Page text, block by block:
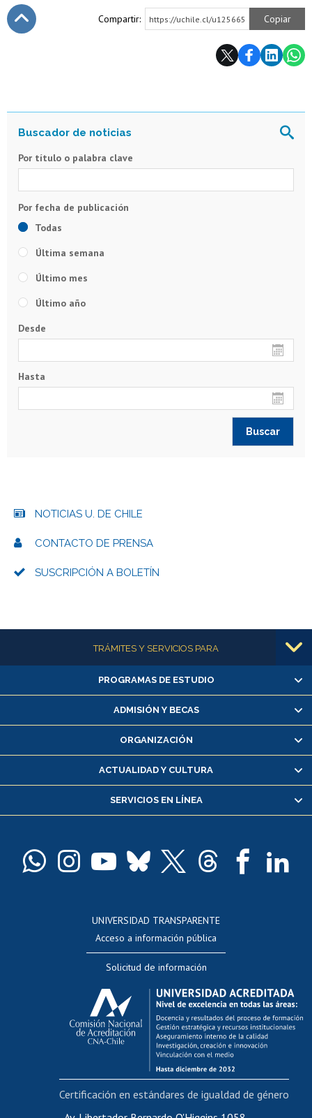
Compartir: https://uchile.cl/u125665 Copiar
Por título o palabra clave
Todas
Última semana
Último mes
Último año
Desde
Hasta
NOTICIAS U. DE CHILE
CONTACTO DE PRENSA
SUSCRIPCIÓN A BOLETÍN
Más informaciónTRÁMITES Y SERVICIOS PARA
Alumnas/os y exalumnas/os
Matrícula en línea
Inscripción y cambio de asignaturas
Consulta y certificado de notas
Servicio médico y dental
Pago de arancel y crédito alumnos
Docentes
Evaluación docente
Calificación académica
Postulación al AUCAI
Funcionarias/os
Cursos internos de capacitación
Bienestar del personal
Portal de movilidad interna
Certificado de renta
PROGRAMAS DE ESTUDIO
ADMISIÓN Y BECAS
ORGANIZACIÓN
ACTUALIDAD Y CULTURA
SERVICIOS EN LÍNEA
UNIVERSIDAD TRANSPARENTE
Acceso a información pública
Solicitud de información
Certificación en estándares de igualdad de género